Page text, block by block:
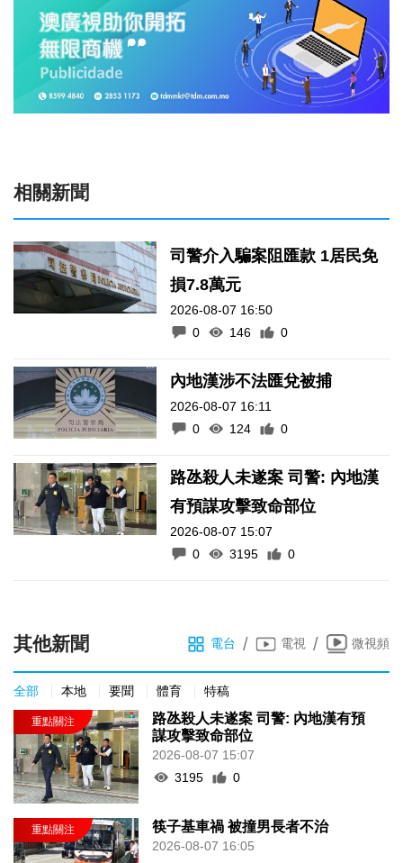
相關新聞
司警介入騙案阻匯款 1居民免
損7.8萬元
2026-08-07 16:50
0
146 0
內地漢涉不法匯兌被捕
2026-08-07 16:11
0
124 0
路氹殺人未遂案 司警: 內地漢
有預謀攻擊致命部位
2026-08-07 15:07
0
3195 0
其他新聞 電台 / 電視 / 微視頻
全部 本地 要聞 體育 特稿
路氹殺人未遂案 司警: 內地漢有預
謀攻擊致命部位
2026-08-07 15:07
3195
0
筷子基車禍 被撞男長者不治
2026-08-07 16:05